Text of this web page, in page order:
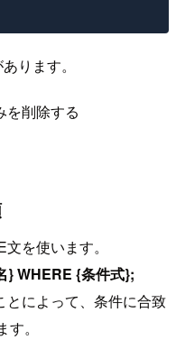
ります。
を削除する
を使います。
} WHERE {条件式};
とによって、条件に合致
。